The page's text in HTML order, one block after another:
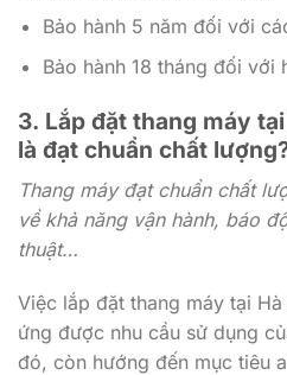
Bảo hành 5 năm đối với
Bảo hành 18 tháng đối với
3. Lắp đặt thang máy
là đạt chuẩn chất
Thang máy đạt chuẩn chất
về khả năng vận hành, báo
thuật…
Việc lắp đặt thang máy tại
ứng được nhu cầu sử dụng
đó, còn hướng đến mục tiêu